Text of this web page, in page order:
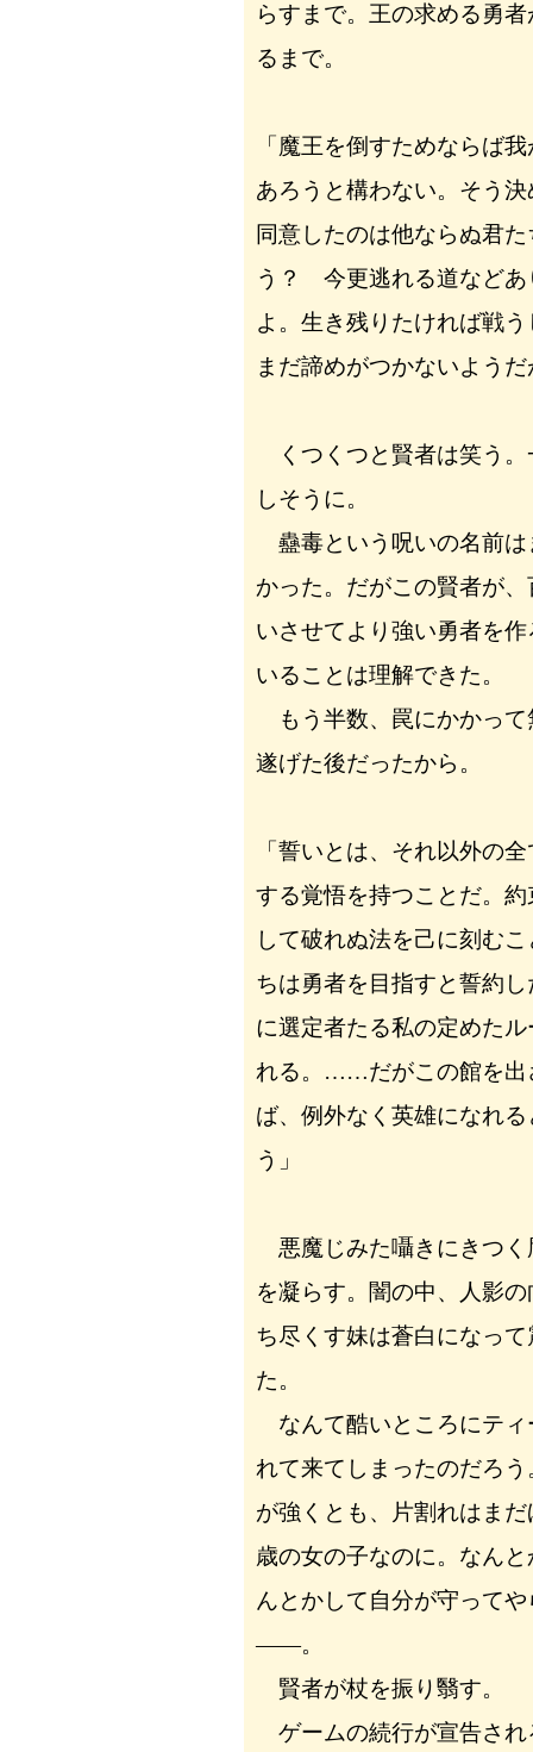
らすまで。王の求める勇
るまで。
「魔王を倒すためならば
あろうと構わない。そう
同意したのは他ならぬ君
う？ 今更逃れる道などあ
よ。生き残りたければ戦
まだ諦めがつかないようだ
くつくつと賢者は笑う。
しそうに。
蠱毒という呪いの名前は
かった。だがこの賢者が
いさせてより強い勇者を
いることは理解できた。
もう半数、罠にかかって
遂げた後だったから。
「誓いとは、それ以外の
する覚悟を持つことだ。
して破れぬ法を己に刻む
ちは勇者を目指すと誓約
に選定者たる私の定めた
れる。……だがこの館を出
ば、例外なく英雄になれ
う」
悪魔じみた囁きにきつく
を凝らす。闇の中、人影
ち尽くす妹は蒼白になっ
た。
なんて酷いところにティ
れて来てしまったのだろ
が強くとも、片割れはま
歳の女の子なのに。なん
んとかして自分が守って
――。
賢者が杖を振り翳す。
ゲームの続行が宣告され